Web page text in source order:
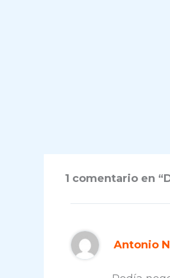
1 comentario en
Antonio